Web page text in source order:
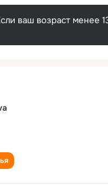
ваш возраст менее